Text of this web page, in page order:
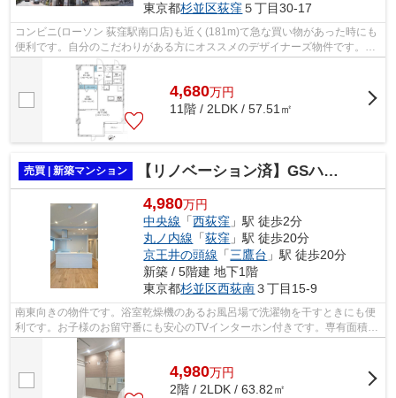
東京都杉並区荻窪５丁目30-17
コンビニ(ローソン 荻窪駅南口店)も近く(181m)て急な買い物があった時にも
便利です。自分のこだわりがある方にオススメのデザイナーズ物件です。駅
から徒歩1分の駅近物件です。マンシ...
4,680万円
11階 / 2LDK / 57.51㎡
売買 | 新築マンション 【リノベーション済】GSハイム西荻窪
4,980万円
中央線 「西荻窪 」駅 徒歩2分
丸ノ内線 「荻窪 」駅 徒歩20分
京王井の頭線 「三鷹台 」駅 徒歩20分
新築 / 5階建 地下1階
東京都杉並区西荻南３丁目15-9
南東向きの物件です。浴室乾燥機のあるお風呂場で洗濯物を干すときにも便
利です。お子様のお留守番にも安心のTVインターホン付きです。専有面積
63.82㎡でご家族と過ごすのにも問題のな...
4,980万円
2階 / 2LDK / 63.82㎡